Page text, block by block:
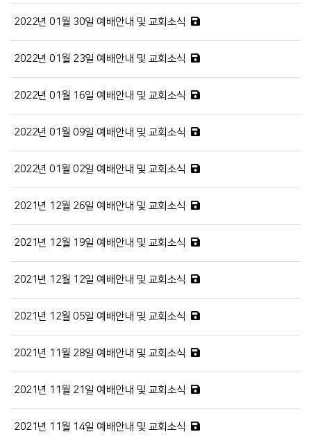
2022년 01월 30일 예배안내 및 교회소식
2022년 01월 23일 예배안내 및 교회소식
2022년 01월 16일 예배안내 및 교회소식
2022년 01월 09일 예배안내 및 교회소식
2022년 01월 02일 예배안내 및 교회소식
2021년 12월 26일 예배안내 및 교회소식
2021년 12월 19일 예배안내 및 교회소식
2021년 12월 12일 예배안내 및 교회소식
2021년 12월 05일 예배안내 및 교회소식
2021년 11월 28일 예배안내 및 교회소식
2021년 11월 21일 예배안내 및 교회소식
2021년 11월 14일 예배안내 및 교회소식